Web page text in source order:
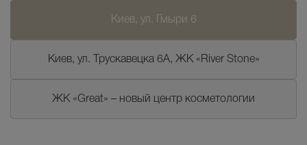
Киев, ул. Гмыри 6
Киев, ул. Трускавецка 6А, ЖК «River Stone»
ЖК «Great» – новый центр косметологии